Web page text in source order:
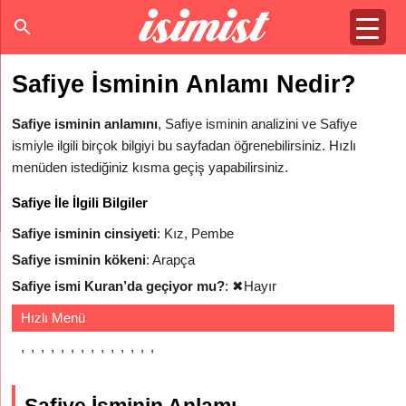
Safiye İsminin Anlamı Nedir?
Safiye isminin anlamını, Safiye isminin analizini ve Safiye
ismiyle ilgili birçok bilgiyi bu sayfadan öğrenebilirsiniz. Hızlı
menüden istediğiniz kısma geçiş yapabilirsiniz.
Safiye İle İlgili Bilgiler
Safiye isminin cinsiyeti: Kız, Pembe
Safiye isminin kökeni: Arapça
Safiye ismi Kuran’da geçiyor mu?: ✖Hayır
Hızlı Menü